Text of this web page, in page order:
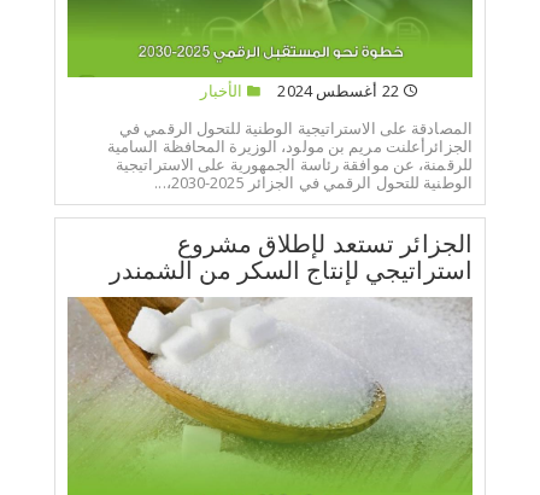
22 أغسطس 2024
الأخبار
المصادقة على الاستراتيجية الوطنية للتحول الرقمي في
الجزائرأعلنت مريم بن مولود، الوزيرة المحافظة السامية
للرقمنة، عن موافقة رئاسة الجمهورية على الاستراتيجية
الوطنية للتحول الرقمي في الجزائر 2025-2030،...
الجزائر تستعد لإطلاق مشروع
استراتيجي لإنتاج السكر من الشمندر